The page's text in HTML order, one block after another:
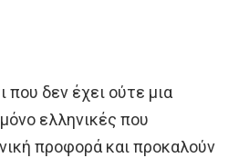
που δεν έχει ούτε μια
ελληνικές που
προφορά και προκαλούν